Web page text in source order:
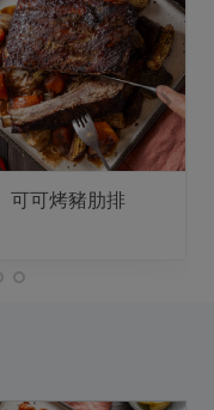
可可烤豬肋排